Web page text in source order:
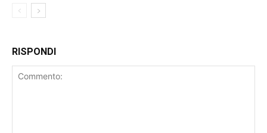
RISPONDI